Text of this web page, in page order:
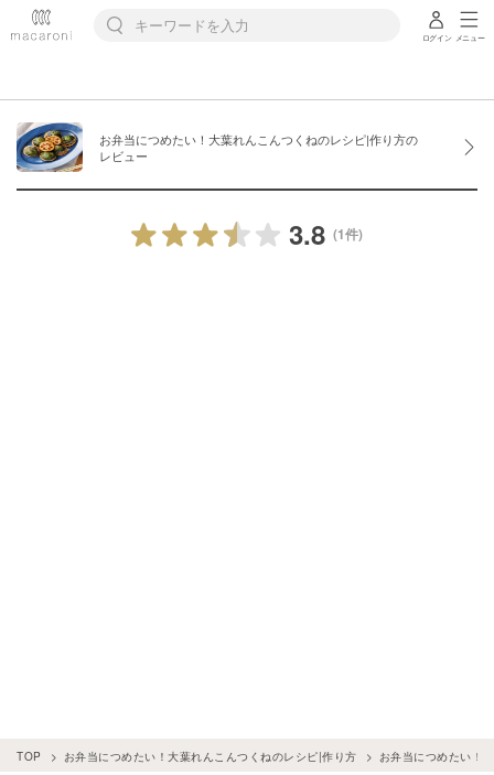
ログイン メニュー
お弁当につめたい！大葉れんこんつくねのレシピ|作り方の
レビュー
3.8 (1件)
TOP お弁当につめたい！大葉れんこんつくねのレシピ|作り方 お弁当につめたい！